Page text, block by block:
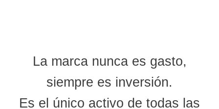
La marca nunca es gasto,
siempre es inversión.
Es el único activo de todas las